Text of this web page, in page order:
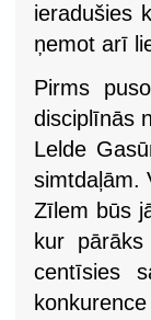
ieradušies
ņemot arī
Pirms
disciplīnās
Lelde
simtdaļām.
Zīlem būs
kur
centīsies